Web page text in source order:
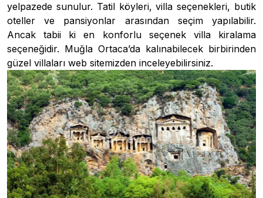
yelpazede sunulur. Tatil köyleri,villa seçenekleri, butik
oteller ve pansiyonlar arasından seçim yapılabilir.
Ancak tabii ki en konforlu seçenek villa kiralama
seçeneğidir. Muğla Ortaca’da kalınabilecek birbirinden
güzel villaları web sitemizden inceleyebilirsiniz.